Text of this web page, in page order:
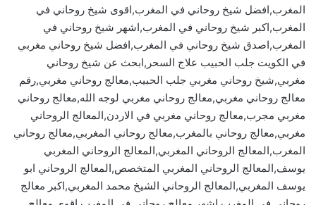
المغرب,افضل شيخ روحاني في المغرب,اقوى شيخ روحاني في
المغرب,اكبر شيخ روحاني في المغرب,اشهر شيخ روحاني في
المغرب,اصدق شيخ روحاني في المغرب,افضل شيخ روحاني مغربي
في الكويت جلب الحبيب علاج السحر,ابحث عن شيخ روحاني
مغربي,شيخ روحاني مغربي جلب الحبيب,معالج روحاني مغربي,رقم
معالج روحاني مغربي,معالج روحاني مغربي لوجه الله,معالج روحاني
مغربي مجرب,معالج روحاني مغربي في الاردن,المعالج الروحاني
مغربي,معالج روحاني بالمغرب,معالج روحاني المغربي,معالج روحاني
المغرب,المعالج الروحاني المغربي,المعالج الروحاني المغربي
يوسف,المعالج الروحاني المغربي المتخصص,المعالج الروحاني ابو
يوسف المغربي,المعالج الروحاني الشيخ محمد المغربي,اكبر معالج